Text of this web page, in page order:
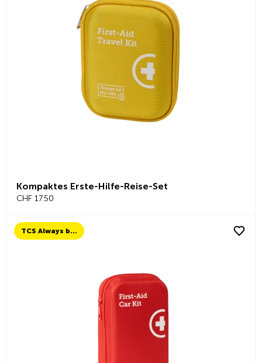
Kompaktes Erste-Hilfe-Reise-Set
CHF 17.50
TCS Always by my side